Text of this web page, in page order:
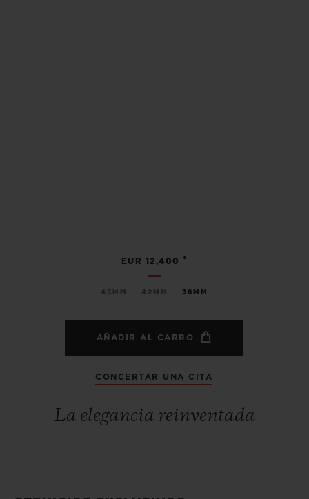
45MM 42MM 38MM
EUR 12,400 •
AÑADIR AL CARRO
CONCERTAR UNA CITA
La elegancia reinventada